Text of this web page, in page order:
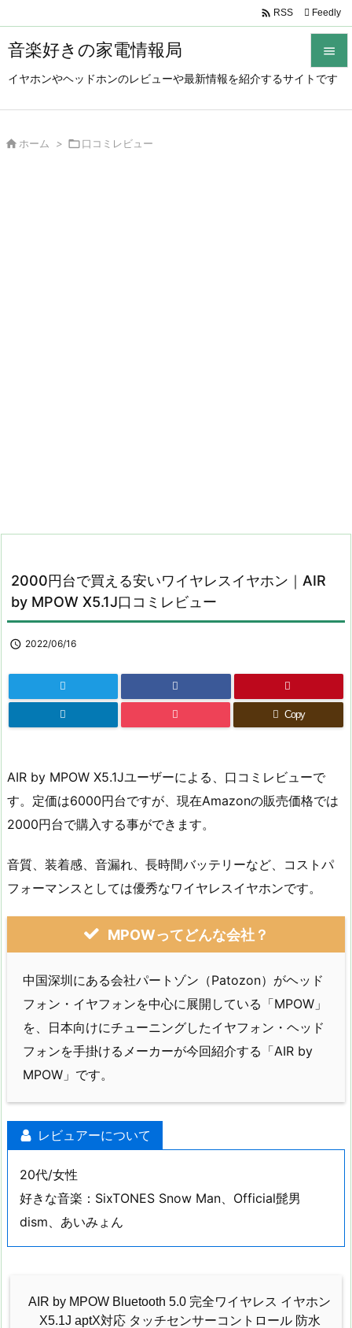
音楽好きの家電情報局
イヤホンやヘッドホンのレビューや最新情報を紹介するサイトです


 RSS Feedly
 ホーム > 口コミレビュー
2000円台で買える安いワイヤレスイヤホン｜AIR
by MPOW X5.1J口コミレビュー
 2022/06/16
Copy
AIR by MPOW X5.1Jユーザーによる、口コミレビューで
す。定価は6000円台ですが、現在Amazonの販売価格では
2000円台で購入する事ができます。
音質、装着感、音漏れ、長時間バッテリーなど、コストパ
フォーマンスとしては優秀なワイヤレスイヤホンです。
MPOWってどんな会社？
中国深圳にある会社パートゾン（Patozon）がヘッド
フォン・イヤフォンを中心に展開している「MPOW」
を、日本向けにチューニングしたイヤフォン・ヘッド
フォンを手掛けるメーカーが今回紹介する「AIR by
MPOW」です。
レビュアーについて
20代/女性
好きな音楽：SixTONES Snow Man、Official髭男
dism、あいみょん
AIR by MPOW Bluetooth 5.0 完全ワイヤレス イヤホン
X5.1J aptX対応 タッチセンサーコントロール 防水